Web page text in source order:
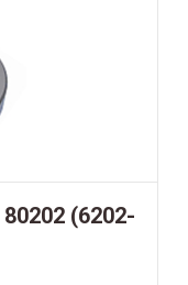
(6202-